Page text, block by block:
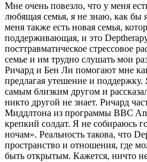
Мне очень повезло, что у меня
любящая семья, я не знаю, как бы
меня также есть новая семья,
поддерживающая, и это
посттравматическое стрессовое
семье и им трудно слушать мои
Ричард и Бен Ли помогают мне
предлагая утешение и
самым близким другом и
никто другой не знает. Ричард
Миддлтона из программы BBC
крепкий солдат. Я не собираюсь
ночам». Реальность такова, что
пространство и отношения, где
быть открытым. Кажется, ничто